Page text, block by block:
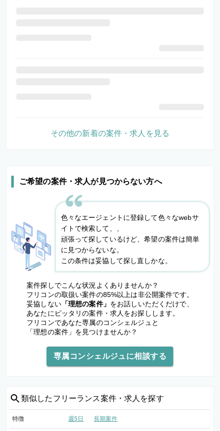
ご希望の案件・求人が見つからない方へ
色々なエージェントに登録して色々なwebサ
イトで検索して、、
頑張って探しているけど、希望の案件は簡単
に見つからないな。
この条件は妥協して探し直しかな。
案件探しでこんな状況よくありませんか？
フリコンの取扱い案件の85%以上は非公開案件です。
妥協しない「理想の案件」 をお話しいただくだけで、
あなたにピッタリの案件・求人をお探しします。
フリコンであなた専属のコンシェルジュと
「理想の案件」を見つけませんか？
専属コンシェルジュに相談する
類似した フリーランス案件・求人を探す
特徴 週5日 長期案件
その他の新着の案件・求人を見る